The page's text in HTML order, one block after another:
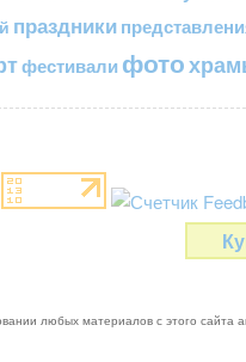
праздники
фестивали фото
любых материалов с этого сайта